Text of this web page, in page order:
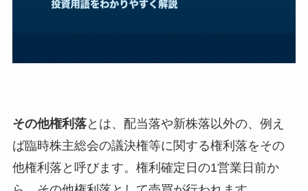
その他権利落とは、配当落や新株落以外の、例え
ば臨時株主総会の議決権等に関する権利落をその
他権利落と呼びます。権利確定日の1営業日前か